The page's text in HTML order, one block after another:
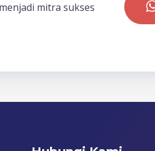
mitra sukses